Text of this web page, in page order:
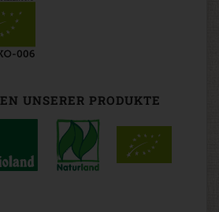
UNSERER PRODUKTE